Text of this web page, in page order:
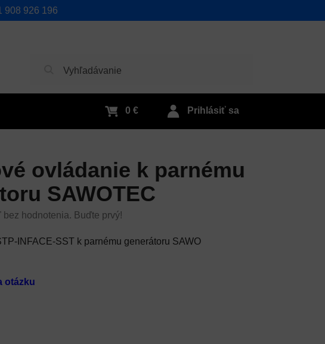
Prihlásiť sa
0 €
908 926 196
ovládanie k parnému
SAWOTEC
INFACE-SST k parnému generátoru SAWO
bez hodnotenia. Buďte prvý!
otázku